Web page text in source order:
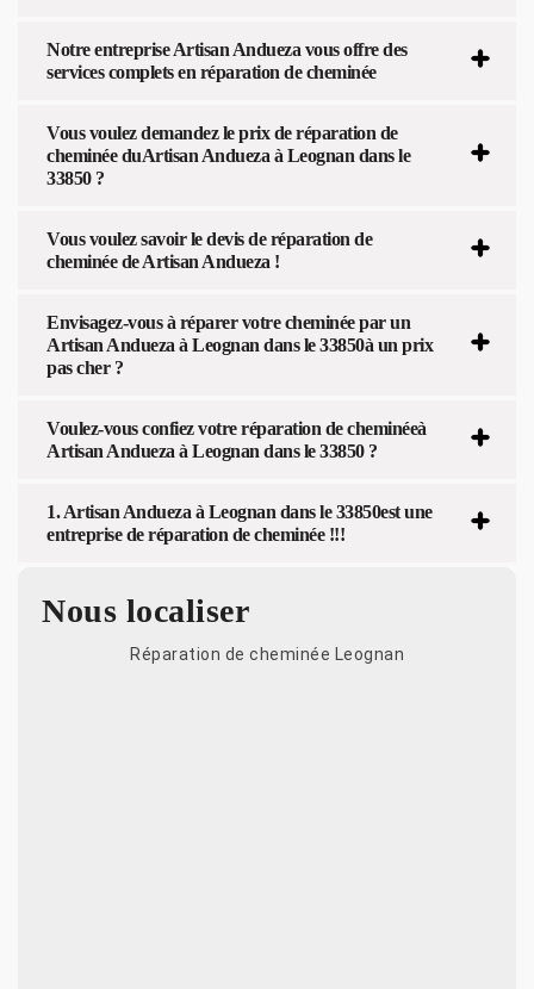
Notre entreprise Artisan Andueza vous offre des
services complets en réparation de cheminée
Vous voulez demandez le prix de réparation de
cheminée duArtisan Andueza à Leognan dans le
33850 ?
Vous voulez savoir le devis de réparation de
cheminée de Artisan Andueza !
Envisagez-vous à réparer votre cheminée par un
Artisan Andueza à Leognan dans le 33850à un prix
pas cher ?
Voulez-vous confiez votre réparation de cheminéeà
Artisan Andueza à Leognan dans le 33850 ?
1. Artisan Andueza à Leognan dans le 33850est une
entreprise de réparation de cheminée !!!
Nous localiser
Réparation de cheminée Leognan